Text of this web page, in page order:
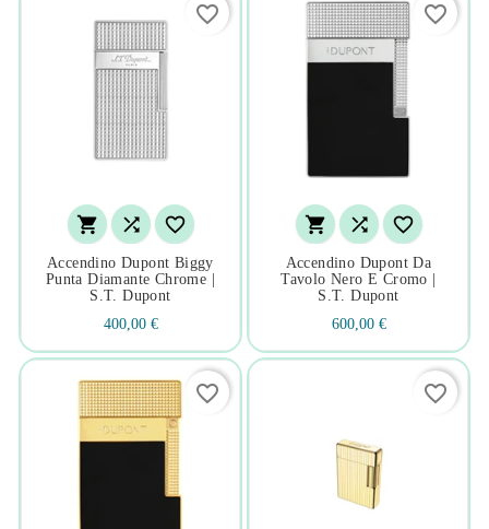
  
Accendino Dupont Biggy
Punta Diamante Chrome |
S.t. Dupont
400,00 €
favorite_border
  
Accendino Dupont Da
Tavolo Nero E Cromo |
S.t. Dupont
600,00 €
favorite_border
favorite_border favorite_border